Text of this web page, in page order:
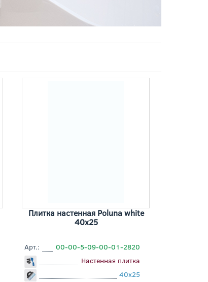
Плитка настенная Poluna white
40x25
Арт.:
00-00-5-09-00-01-2820
Настенная плитка
40x25